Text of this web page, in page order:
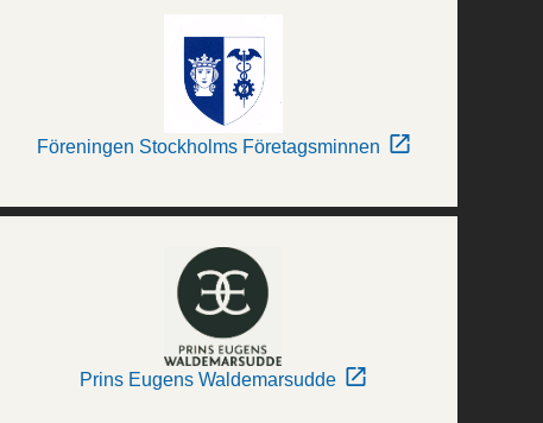
Föreningen Stockholms Företagsminnen
Prins Eugens Waldemarsudde